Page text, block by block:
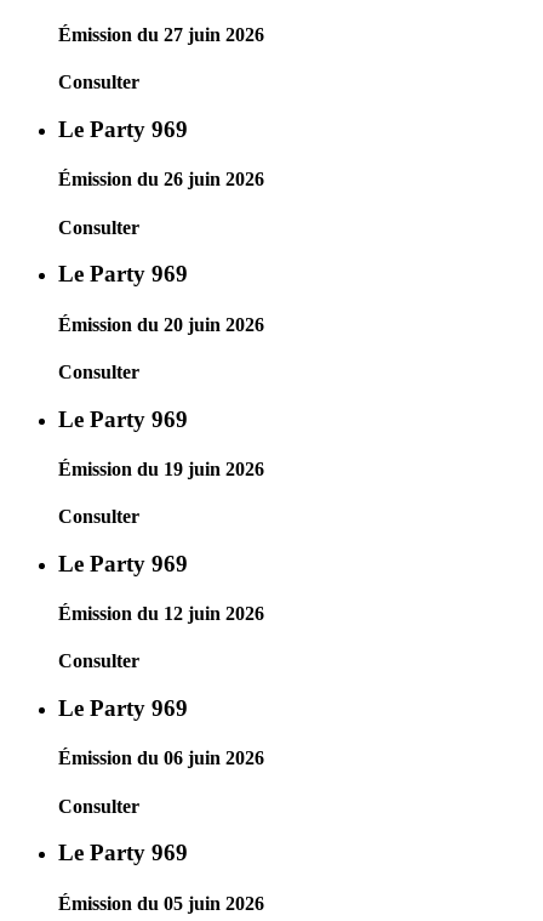
Émission du 27 juin 2026
Consulter
Le Party 969
Émission du 26 juin 2026
Consulter
Le Party 969
Émission du 20 juin 2026
Consulter
Le Party 969
Émission du 19 juin 2026
Consulter
Le Party 969
Émission du 12 juin 2026
Consulter
Le Party 969
Émission du 06 juin 2026
Consulter
Le Party 969
Émission du 05 juin 2026